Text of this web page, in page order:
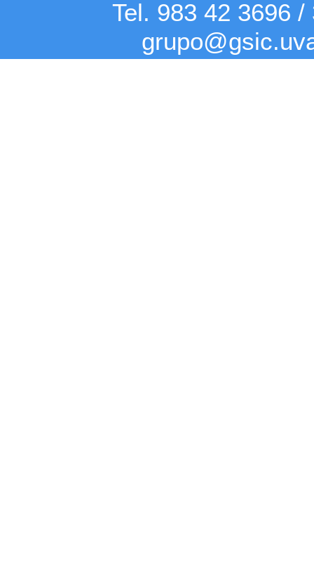
Tel. 983 42 3696 /